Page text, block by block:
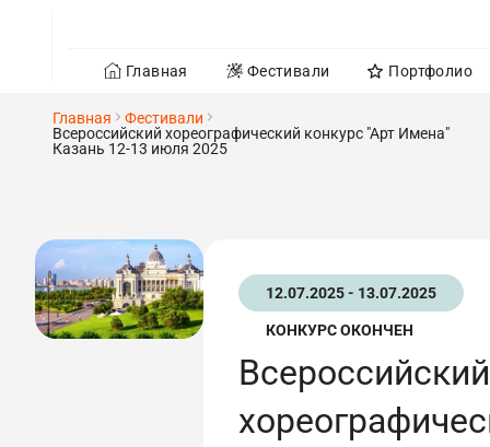
Главная Фестивали Портфолио
Главная
Фестивали
Всероссийский хореографический конкурс "Арт Имена"
Казань 12-13 июля 2025
12.07.2025 - 13.07.2025
КОНКУРС ОКОНЧЕН
Всероссийский